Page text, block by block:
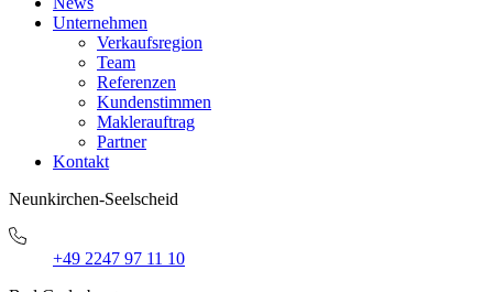
Unternehmen
Verkaufsregion
Team
Referenzen
Kundenstimmen
Maklerauftrag
Partner
Kontakt
Neunkirchen-Seelscheid
+49 2247 97 11 10